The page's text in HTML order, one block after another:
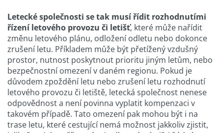
Letecké společnosti se tak musí řídit rozhodnutími
řízení letového provozu či letišť, které může nařídit
změnu letového plánu, odložení odletu nebo dokonce
zrušení letu. Příkladem může být přetížený vzdušný
prostor, nutnost poskytnout prioritu jiným letům, nebo
bezpečnostní omezení v daném regionu. Pokud je
důvodem zpoždění letu nebo zrušení letu rozhodnutí
letového provozu či letiště, letecká společnost nenese
odpovědnost a není povinna vyplatit kompenzaci v
takovém případě. Tato omezení pak mohou být i na
trase letu, které cestující nemá možnost jakkoliv zjistit,